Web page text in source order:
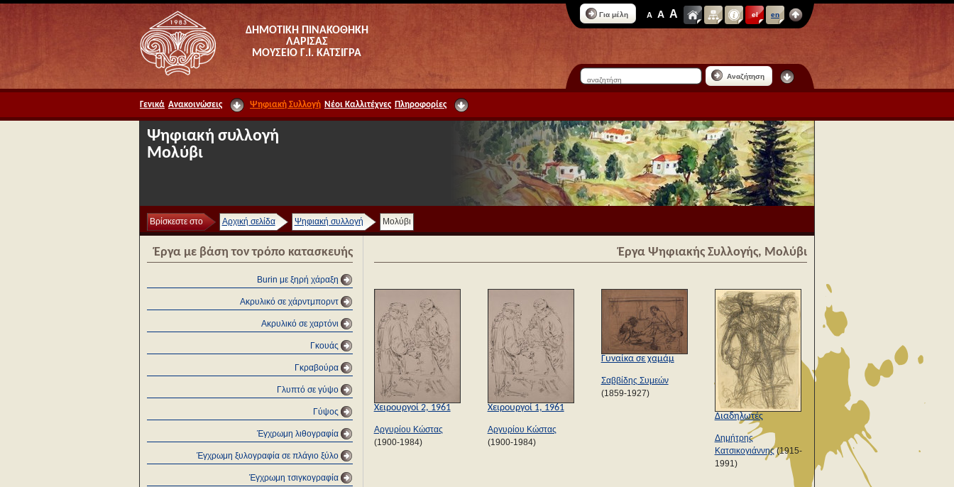
ΔΗΜΟΤΙΚΗ ΠΙΝΑΚΟΘΗΚΗ
ΛΑΡΙΣΑΣ
ΜΟΥΣΕΙΟ Γ.Ι. ΚΑΤΣΙΓΡΑ
Για μέλη A A A el en
Αναζήτηση
Γενικά Ανακοινώσεις Ψηφιακή Συλλογή Νέοι Καλλιτέχνες Πληροφορίες
Ψηφιακή συλλογή
Μολύβι
Βρίσκεστε στο Αρχική σελίδα Ψηφιακή συλλογή Μολύβι
Έργα με βάση τον τρόπο κατασκευής
Burin με ξηρή χάραξη
Ακρυλικό σε χάρντμπορντ
Ακρυλικό σε χαρτόνι
Γκουάς
Γκραβούρα
Γλυπτό σε γύψο
Γύψος
Έγχρωμη λιθογραφία
Έγχρωμη ξυλογραφία σε πλάγιο ξύλο
Έγχρωμη τσιγκογραφία
Έργα Ψηφιακής Συλλογής, Μολύβι
Χειρουργοί 2, 1961
Αργυρίου Κώστας
(1900-1984)
Χειρουργοί 1, 1961
Αργυρίου Κώστας
(1900-1984)
Γυναίκα σε χαμάμ
Σαββίδης Συμεών
(1859-1927)
Διαδηλωτές
Δημήτρης
Κατσικογιάννης(1915-
1991)